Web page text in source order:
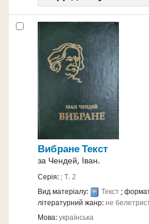
ВибранеТекст
за Чендей, Іван.
Серія:; Т. 2
Вид матеріалу:
Текст;
літературний жанр:не
Мова:українська